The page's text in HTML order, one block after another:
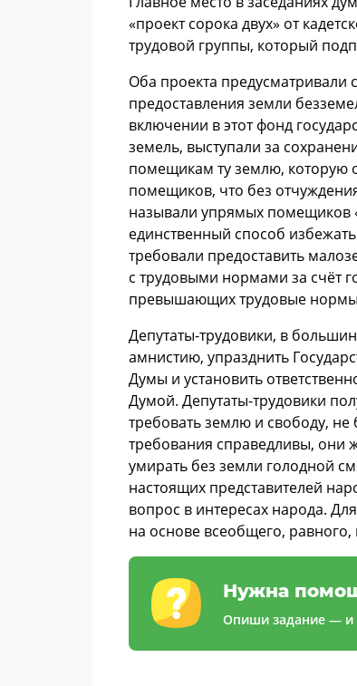
«проект сорока двух» от
трудовой группы, который
Оба проекта предусматривали
предоставления земли
включении в этот фонд
земель, выступали за
помещикам ту землю, которую
помещиков, что без
называли упрямых помещиков
единственный способ
требовали предоставить
с трудовыми нормами за счёт
превышающих трудовые нормы,
Депутаты-трудовики, в
амнистию, упразднить
Думы и установить
Думой. Депутаты-трудовики
требовать землю и свободу,
требования справедливы, они
умирать без земли голодной
настоящих представителей
вопрос в интересах народа.
на основе всеобщего,
Нужна
Опиши задание — и